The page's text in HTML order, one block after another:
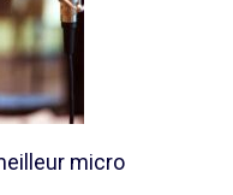
micro